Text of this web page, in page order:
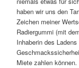
haben wir uns den
Zeichen meiner
Radiergummi (mit
Inhaberin des
Miete zahlen können.